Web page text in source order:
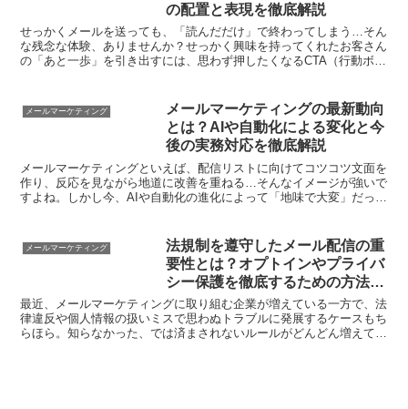
の配置と表現を徹底解説
せっかくメールを送っても、「読んだだけ」で終わってしまう…そん
な残念な体験、ありませんか？せっかく興味を持ってくれたお客さん
の「あと一歩」を引き出すには、思わず押したくなるCTA（行動ボタ
メールマーケティング
メールマーケティングの最新動向
とは？AIや自動化による変化と今
後の実務対応を徹底解説
メールマーケティングといえば、配信リストに向けてコツコツ文面を
作り、反応を見ながら地道に改善を重ねる…そんなイメージが強いで
すよね。しかし今、AIや自動化の進化によって「地味で大変」だった
メールマーケティング
法規制を遵守したメール配信の重
要性とは？オプトインやプライバ
シー保護を徹底するための方法を
大公開
最近、メールマーケティングに取り組む企業が増えている一方で、法
律違反や個人情報の扱いミスで思わぬトラブルに発展するケースもち
らほら。知らなかった、では済まされないルールがどんどん増えてい